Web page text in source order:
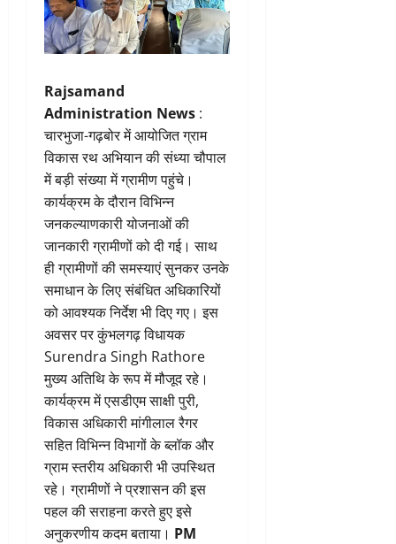
Rajsamand
Administration News :
चारभुजा-गढ़बोर में आयोजित ग्राम
विकास रथ अभियान की संध्या चौपाल
में बड़ी संख्या में ग्रामीण पहुंचे।
कार्यक्रम के दौरान विभिन्न
जनकल्याणकारी योजनाओं की
जानकारी ग्रामीणों को दी गई। साथ
ही ग्रामीणों की समस्याएं सुनकर उनके
समाधान के लिए संबंधित अधिकारियों
को आवश्यक निर्देश भी दिए गए। इस
अवसर पर कुंभलगढ़ विधायक
Surendra Singh Rathore
मुख्य अतिथि के रूप में मौजूद रहे।
कार्यक्रम में एसडीएम साक्षी पुरी,
विकास अधिकारी मांगीलाल रैगर
सहित विभिन्न विभागों के ब्लॉक और
ग्राम स्तरीय अधिकारी भी उपस्थित
रहे। ग्रामीणों ने प्रशासन की इस
पहल की सराहना करते हुए इसे
अनुकरणीय कदम बताया। PM